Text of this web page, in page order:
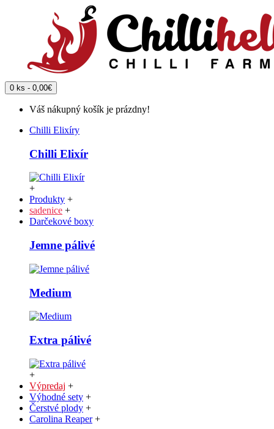
0 ks - 0,00€
Váš nákupný košík je prázdny!
Chilli Elixíry
Chilli Elixír
+
Produkty +
sadenice +
Darčekové boxy
Jemne pálivé
Medium
Extra pálivé
+
Výpredaj +
Výhodné sety +
Čerstvé plody +
Carolina Reaper +